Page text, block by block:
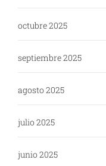
octubre 2025
septiembre 2025
agosto 2025
julio 2025
junio 2025